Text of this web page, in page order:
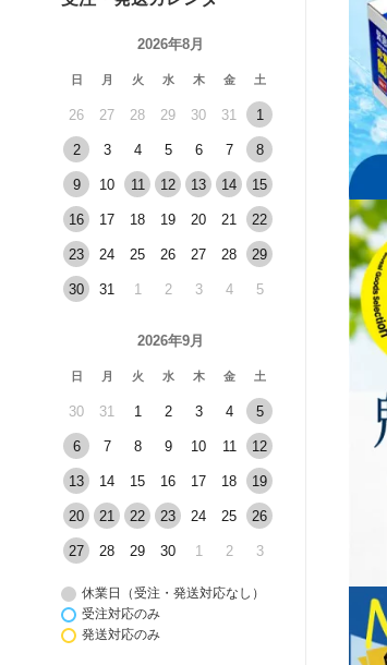
2026年8月
日 月 火 水 木 金 土
26 27 28 29 30 31 1
2 3 4 5 6 7 8
9 10 11 12 13 14 15
16 17 18 19 20 21 22
23 24 25 26 27 28 29
30 31 1 2 3 4 5
2026年9月
日 月 火 水 木 金 土
30 31 1 2 3 4 5
6 7 8 9 10 11 12
13 14 15 16 17 18 19
20 21 22 23 24 25 26
27 28 29 30 1 2 3
休業日（受注・発送対応なし）
受注対応のみ
発送対応のみ